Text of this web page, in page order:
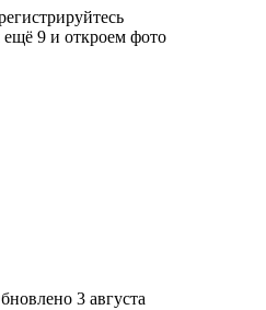
9 и откроем фото
3 августа